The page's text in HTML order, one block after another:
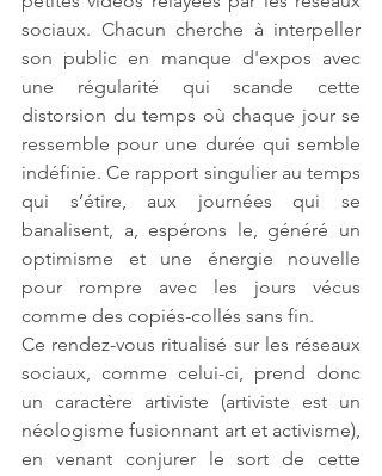
sociaux. Chacun cherche à interpeller
son public en manque d'expos avec
une régularité qui scande cette
distorsion du temps où chaque jour se
ressemble pour une durée qui semble
indéfinie. Ce rapport singulier au temps
qui s’étire, aux journées qui se
banalisent, a, espérons le, généré un
optimisme et une énergie nouvelle
pour rompre avec les jours vécus
comme des copiés-collés sans fin.
Ce rendez-vous ritualisé sur les réseaux
sociaux, comme celui-ci, prend donc
un caractère artiviste (artiviste est un
néologisme fusionnant art et activisme),
en venant conjurer le sort de cette